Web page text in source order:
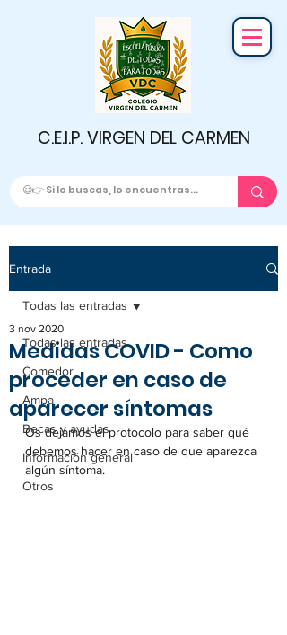
C.E.I.P. VIRGEN DEL CARMEN
Entrada
Todas las entradas
Comedor
Ampa
Becas y ayudas
Información general
Otros
Todas las entradas
Medidas COVID - Como
proceder en caso de
aparecer síntomas
3 nov 2020
Os dejamos el protocolo para saber qué
debemos hacer en caso de que aparezca
algún síntoma.